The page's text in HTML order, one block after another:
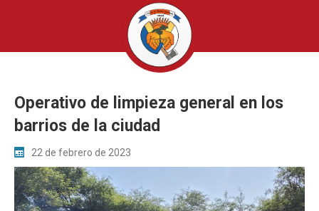
Operativo de limpieza general en los
barrios de la ciudad
22 de febrero de 2023